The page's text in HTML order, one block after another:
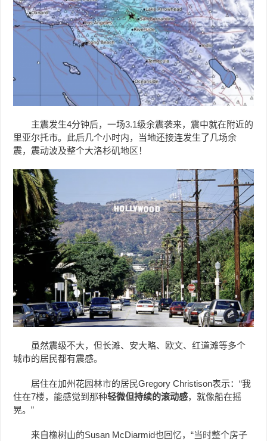
主震发生4分钟后，一场3.1级余震袭来，震中就在附近的
里亚尔托市。此后几个小时内，当地还接连发生了几场余
震，震动波及整个大洛杉矶地区！
虽然震级不大，但长滩、安大略、欧文、红道滩等多个
城市的居民都有震感。
居住在加州花园林市的居民Gregory Christison表示：“我
住在7楼，能感觉到那种轻微但持续的滚动感，就像船在摇
晃。”
来自橡树山的Susan McDiarmid也回忆，“当时整个房子